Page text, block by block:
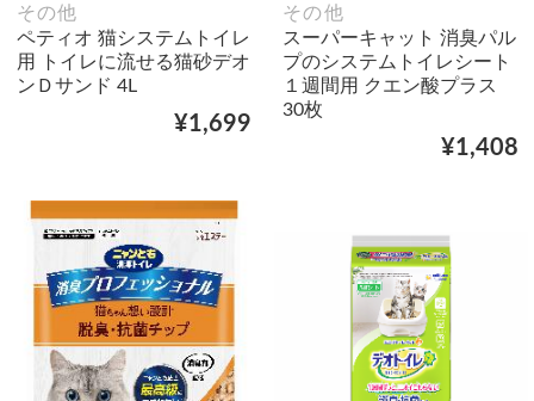
その他
ペティオ 猫システムトイレ
用 トイレに流せる猫砂デオ
ンＤサンド 4L
¥1,699
その他
スーパーキャット 消臭パル
プのシステムトイレシート
１週間用 クエン酸プラス
30枚
¥1,408